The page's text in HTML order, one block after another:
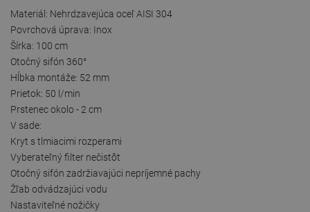
Materiál: Nehrdzavejúca oceľ AISI 304
Povrchová úprava: Inox
Šírka: 100 cm
Otočný sifón 360°
Hĺbka montáže: 52 mm
Prietok: 50 l/min
Prstenec okolo - 2 cm
V sade:
Kryt s tlmiacimi rozperami
Vyberateľný filter nečistôt
Otočný sifón zadržiavajúci nepríjemné pachy
Žľab odvádzajúci vodu
Nastaviteľné nožičky